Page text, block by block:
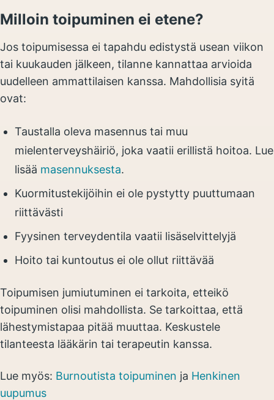
Milloin toipuminen ei etene?
Jos toipumisessa ei tapahdu edistystä usean viikon
tai kuukauden jälkeen, tilanne kannattaa arvioida
uudelleen ammattilaisen kanssa. Mahdollisia syitä
ovat:
Taustalla oleva masennus tai muu
mielenterveyshäiriö, joka vaatii erillistä hoitoa. Lue
lisää masennuksesta.
Kuormitustekijöihin ei ole pystytty puuttumaan
riittävästi
Fyysinen terveydentila vaatii lisäselvittelyjä
Hoito tai kuntoutus ei ole ollut riittävää
Toipumisen jumiutuminen ei tarkoita, etteikö
toipuminen olisi mahdollista. Se tarkoittaa, että
lähestymistapaa pitää muuttaa. Keskustele
tilanteesta lääkärin tai terapeutin kanssa.
Lue myös: Burnoutista toipuminen ja Henkinen
uupumus